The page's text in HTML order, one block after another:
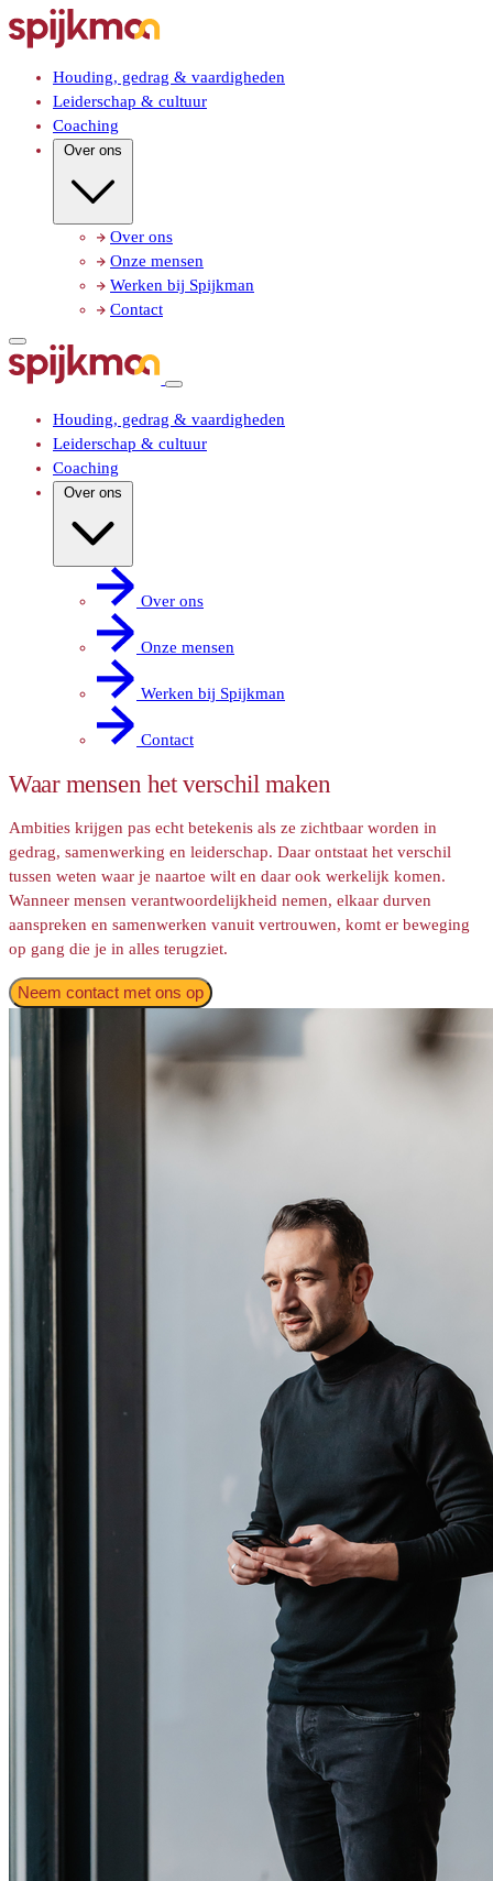
Houding, gedrag & vaardigheden
Leiderschap & cultuur
Coaching
Over ons
Over ons
Onze mensen
Werken bij Spijkman
Contact
Houding, gedrag & vaardigheden
Leiderschap & cultuur
Coaching
Over ons
Over ons
Onze mensen
Werken bij Spijkman
Contact
Waar mensen het verschil maken
Ambities krijgen pas echt betekenis als ze zichtbaar worden in
gedrag, samenwerking en leiderschap. Daar ontstaat het verschil
tussen weten waar je naartoe wilt en daar ook werkelijk komen.
Wanneer mensen verantwoordelijkheid nemen, elkaar durven
aanspreken en samenwerken vanuit vertrouwen, komt er beweging
op gang die je in alles terugziet.
Neem contact met ons op